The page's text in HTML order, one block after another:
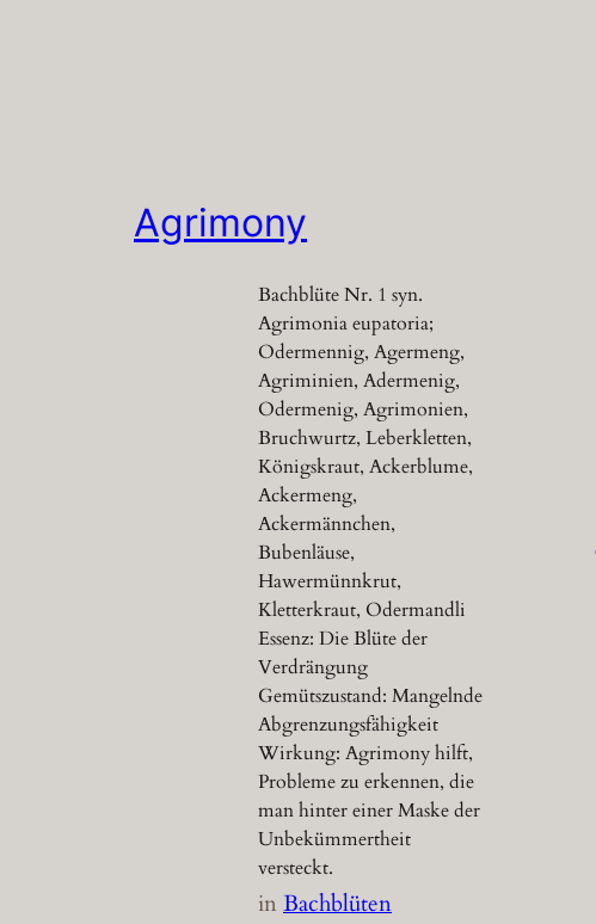
Agrimony
Bachblüte Nr. 1 syn.
Agrimonia eupatoria;
Odermennig, Agermeng,
Agriminien, Adermenig,
Odermenig, Agrimonien,
Bruchwurtz, Leberkletten,
Königskraut, Ackerblume,
Ackermeng,
Ackermännchen,
Bubenläuse,
Hawermünnkrut,
Kletterkraut, Odermandli
Essenz: Die Blüte der
Verdrängung
Gemütszustand: Mangelnde
Abgrenzungsfähigkeit
Wirkung: Agrimony hilft,
Probleme zu erkennen, die
man hinter einer Maske der
Unbekümmertheit
versteckt.
inBachblüten